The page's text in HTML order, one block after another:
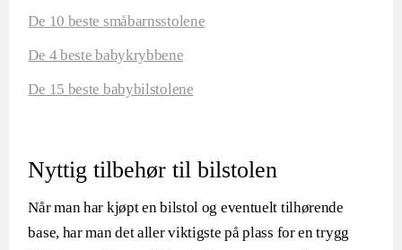
De 10 beste småbarnsstolene
De 4 beste babykrybbene
De 15 beste babybilstolene
Nyttig tilbehør til bilstolen
Når man har kjøpt en bilstol og eventuelt tilhørende
base, har man det aller viktigste på plass for en trygg